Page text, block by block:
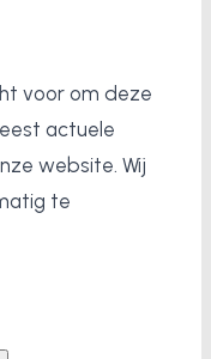
voor om deze
actuele
website. Wij
te